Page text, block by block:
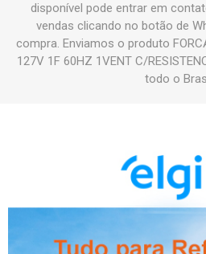
disponível pode entrar em
vendas clicando no botão de
compra. Enviamos o produto
127V 1F 60HZ 1VENT C/
todo o